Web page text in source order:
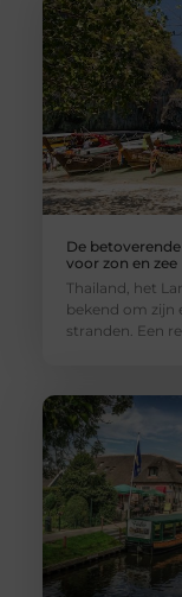
De
voor zon en zee
Thailand, het
bekend om zijn
stranden. Een